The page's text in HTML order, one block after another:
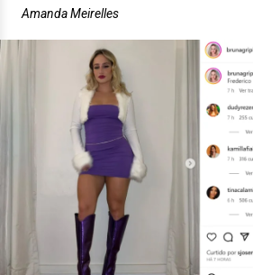
Amanda Meirelles